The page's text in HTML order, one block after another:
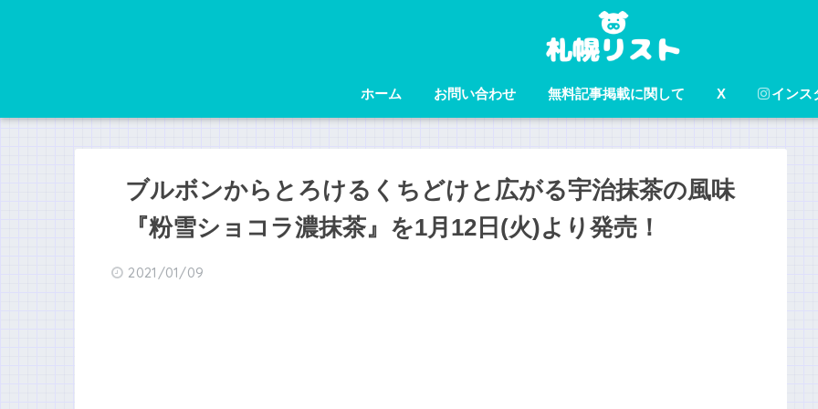
ホーム お問い合わせ 無料記事掲載に関して X インス
ブルボンからとろけるくちどけと広がる宇治抹茶の風味
『粉雪ショコラ濃抹茶』を1月12日(火)より発売！
2021/01/09